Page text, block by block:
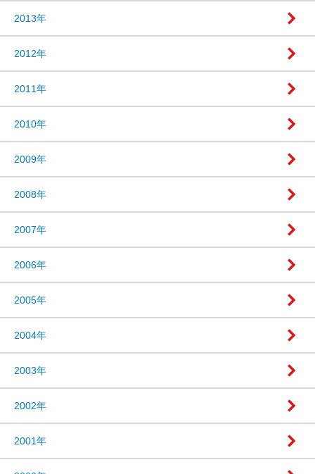
2013年
2012年
2011年
2010年
2009年
2008年
2007年
2006年
2005年
2004年
2003年
2002年
2001年